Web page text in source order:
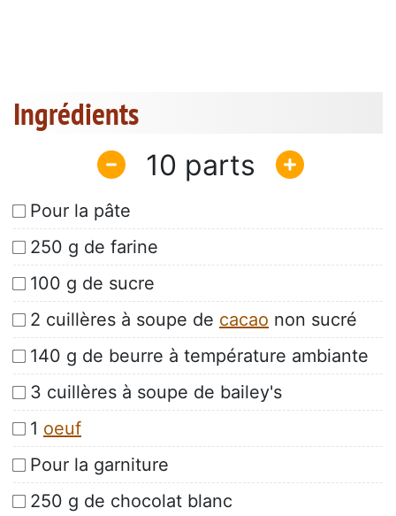
Ingrédients
10
Pour la pâte
250 g de farine
100 g de sucre
2 cuillères à soupe de cacao non sucré
140 g de beurre à température ambiante
3 cuillères à soupe de bailey's
1 oeuf
Pour la garniture
250 g de chocolat blanc